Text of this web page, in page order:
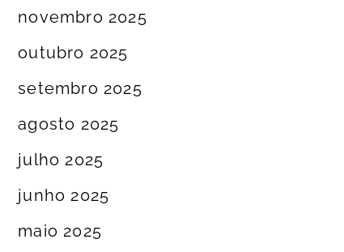
novembro 2025
outubro 2025
setembro 2025
agosto 2025
julho 2025
junho 2025
maio 2025